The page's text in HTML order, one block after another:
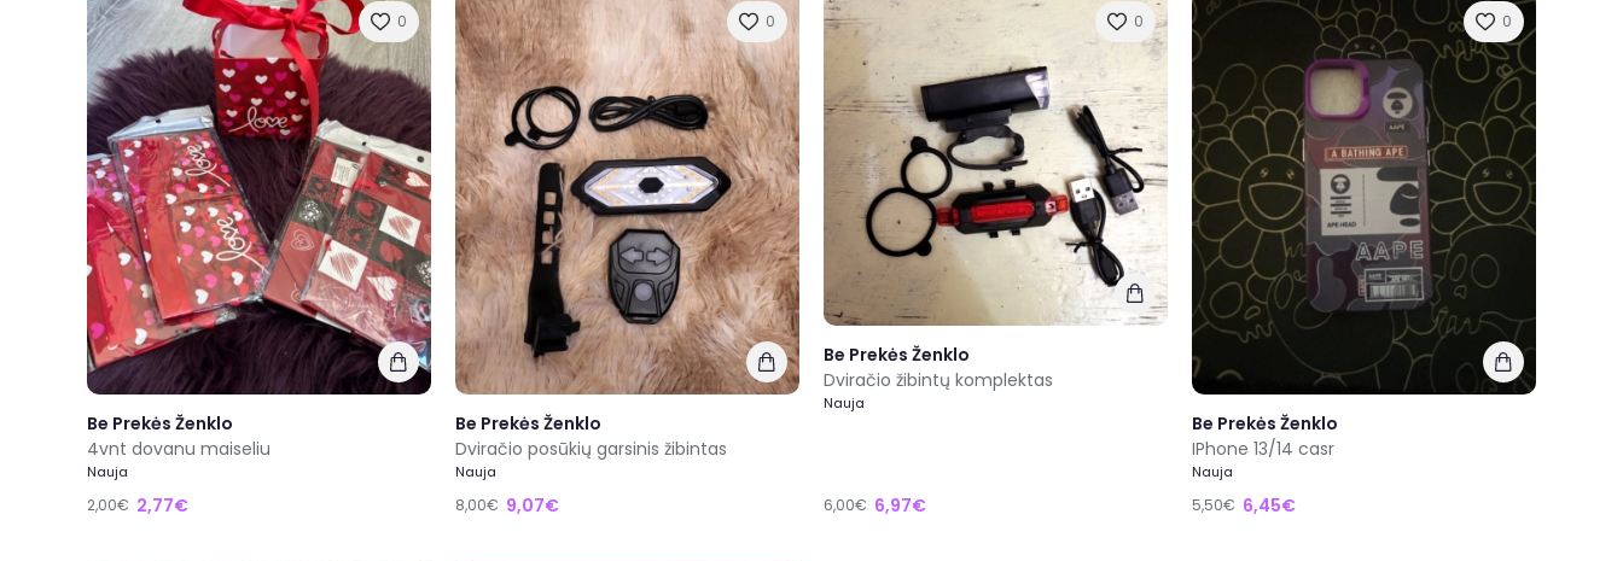
0
Be Prekės Ženklo
4vnt dovanu maiseliu
Nauja
2,00€ 2,77€
0
Be Prekės Ženklo
Dviračio posūkių garsinis žibintas
Nauja
8,00€ 9,07€
0
Be Prekės Ženklo
Dviračio žibintų komplektas
Nauja
6,00€ 6,97€
0
Be Prekės Ženklo
IPhone 13/14 casr
Nauja
5,50€ 6,45€